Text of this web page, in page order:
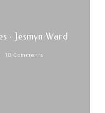
· Jesmyn Ward
10 Comments